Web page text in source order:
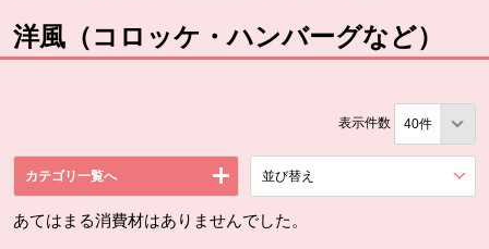
洋風（コロッケ・ハンバーグなど）
表示件数
カテゴリ一覧へ 並び替え
あてはまる消費材はありませんでした。